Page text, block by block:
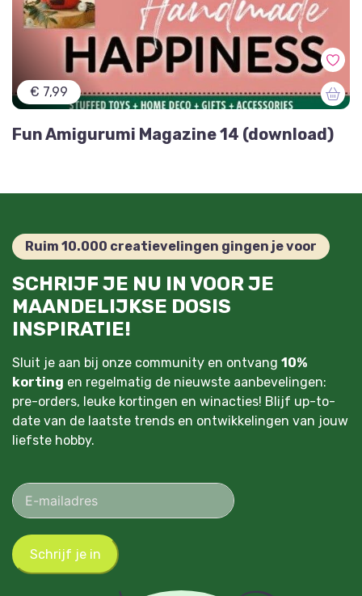
€ 7,99
Fun Amigurumi Magazine 14 (download)
Ruim 10.000 creatievelingen gingen je voor
SCHRIJF JE NU IN VOOR JE
MAANDELIJKSE DOSIS
INSPIRATIE!
Sluit je aan bij onze community en ontvang 10%
korting en regelmatig de nieuwste aanbevelingen:
pre-orders, leuke kortingen en winacties! Blijf up-to-
date van de laatste trends en ontwikkelingen van jouw
liefste hobby.
Schrijf je in